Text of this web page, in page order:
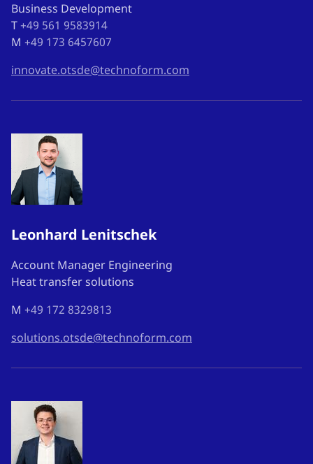
Business Development
T +49 561 9583914
M +49 173 6457607
innovate.otsde@technoform.com
Leonhard Lenitschek
Account Manager Engineering
Heat transfer solutions
M +49 172 8329813
solutions.otsde@technoform.com